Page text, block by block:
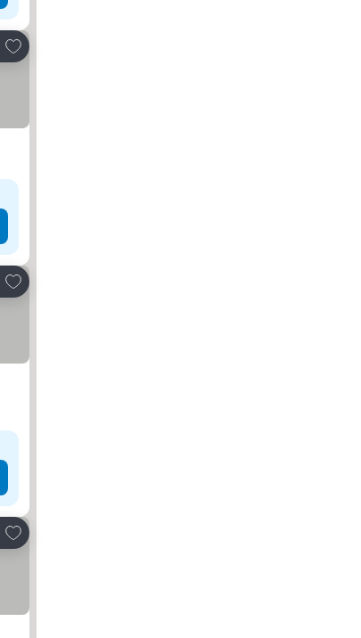
Agregar a favoritos
Agregar a favoritos
Agregar a favoritos